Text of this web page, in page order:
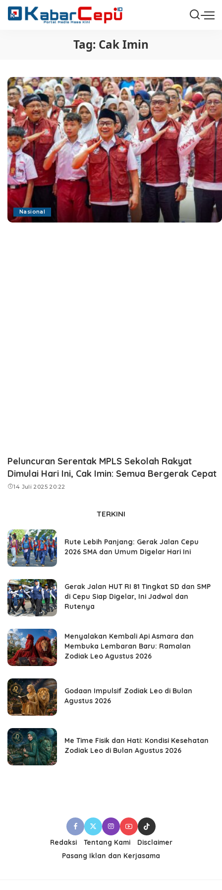
Tag: Cak Imin
Nasional
Peluncuran Serentak MPLS Sekolah Rakyat
Dimulai Hari Ini, Cak Imin: Semua Bergerak Cepat
14 Juli 2025 20:22
TERKINI
Rute Lebih Panjang: Gerak Jalan Cepu
2026 SMA dan Umum Digelar Hari Ini
Gerak Jalan HUT RI 81 Tingkat SD dan SMP
di Cepu Siap Digelar, Ini Jadwal dan
Rutenya
Menyalakan Kembali Api Asmara dan
Membuka Lembaran Baru: Ramalan
Zodiak Leo Agustus 2026
Godaan Impulsif Zodiak Leo di Bulan
Agustus 2026
Me Time Fisik dan Hati: Kondisi Kesehatan
Zodiak Leo di Bulan Agustus 2026
Redaksi Tentang Kami
Disclaimer
Pasang Iklan dan Kerjasama